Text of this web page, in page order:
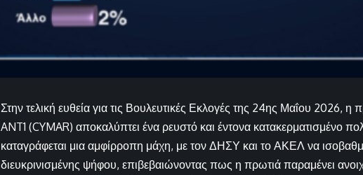
Στην τελική ευθεία για τις Βουλευτικές Εκλογές της 24ης Μαΐου 2026,
ANT1 (CYMAR) αποκαλύπτει ένα ρευστό και έντονα κατακερματισμένο
καταγράφεται μια αμφίρροπη μάχη, με τον ΔΗΣΥ και το ΑΚΕΛ να
διευκρινισμένης ψήφου, επιβεβαιώνοντας πως η πρωτιά παραμένει